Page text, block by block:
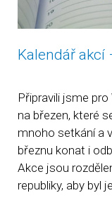
Kalendář akcí
Připravili jsme
na březen, které
mnoho setkání a
březnu konat i
Akce jsou
republiky, aby byl